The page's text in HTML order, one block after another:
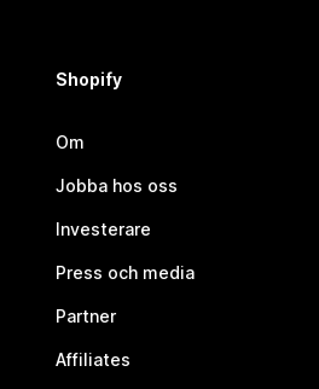
Shopify
Om
Jobba hos oss
Investerare
Press och media
Partner
Affiliates